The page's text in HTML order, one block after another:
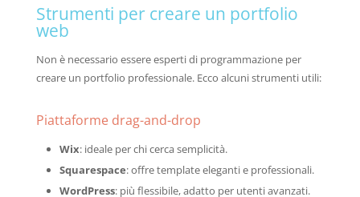
Strumenti per creare un portfolio
web
Non è necessario essere esperti di programmazione per
creare un portfolio professionale. Ecco alcuni strumenti utili:
Piattaforme drag-and-drop
Wix: ideale per chi cerca semplicità.
Squarespace: offre template eleganti e professionali.
WordPress: più flessibile, adatto per utenti avanzati.